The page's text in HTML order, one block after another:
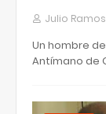
Julio Ramos
Un hombre
Antímano de